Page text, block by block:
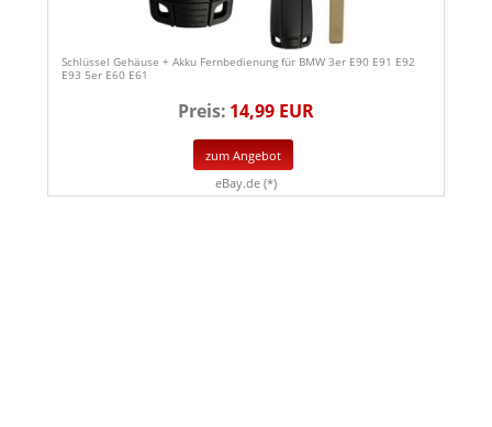
Schlüssel Gehäuse + Akku Fernbedienung für BMW 3er E90 E91 E92
E93 5er E60 E61
Preis: 14,99 EUR
zum Angebot
eBay.de (*)